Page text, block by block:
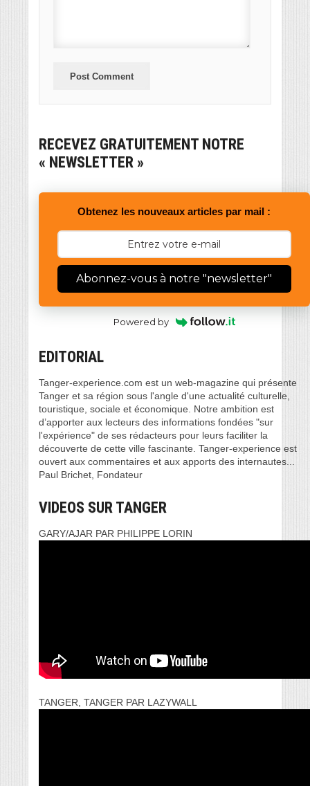
RECEVEZ GRATUITEMENT NOTRE
« NEWSLETTER »
Obtenez les nouveaux articles par mail :
Abonnez-vous à notre "newsletter"
Powered by
EDITORIAL
Tanger-experience.com est un web-magazine qui présente
Tanger et sa région sous l'angle d'une actualité culturelle,
touristique, sociale et économique. Notre ambition est
d’apporter aux lecteurs des informations fondées "sur
l'expérience" de ses rédacteurs pour leurs faciliter la
découverte de cette ville fascinante. Tanger-experience est
ouvert aux commentaires et aux apports des internautes...
Paul Brichet, Fondateur
VIDEOS SUR TANGER
GARY/AJAR PAR PHILIPPE LORIN
TANGER, TANGER PAR LAZYWALL